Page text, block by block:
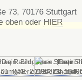
73, 70176 Stuttgart
oben oder HIER